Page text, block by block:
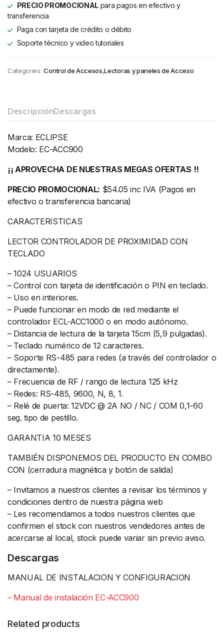
PRECIO PROMOCIONALpara pagos en efectivo y
transferencia
Paga con tarjeta de crédito o débito
Soporte técnico y video tutoriales
Categories: Control de Accesos,Lectoras y paneles de Acceso
DescripciónDescargas
Marca: ECLIPSE
Modelo: EC-ACC900
¡¡ APROVECHA DE NUESTRAS MEGAS OFERTAS !!
PRECIO PROMOCIONAL: $54.05 inc IVA (Pagos en
efectivo o transferencia bancaria)
CARACTERISTICAS
LECTOR CONTROLADOR DE PROXIMIDAD CON
TECLADO
– 1024 USUARIOS
– Control con tarjeta de identificación o PIN en teclado.
– Uso en interiores.
– Puede funcionar en modo de red mediante el
controlador ECL-ACC1000 o en modo autónomo.
– Distancia de lectura de la tarjeta 15cm (5,9 pulgadas).
– Teclado numérico de 12 caracteres.
– Soporte RS-485 para redes (a través del controlador o
directamente).
– Frecuencia de RF / rango de lectura 125 kHz
– Redes: RS-485, 9600, N, 8, 1.
– Relé de puerta: 12VDC @ 2A NO / NC / COM 0,1-60
seg. tipo de pestillo.
GARANTIA 10 MESES
TAMBIÉN DISPONEMOS DEL PRODUCTO EN COMBO
CON (cerradura magnética y botón de salida)
– Invitamos a nuestros clientes a revisar los términos y
condiciones dentro de nuestra página web
– Les recomendamos a todos nuestros clientes que
confirmen el stock con nuestros vendedores antes de
acercarse al local, stock puede variar sin previo aviso.
Descargas
MANUAL DE INSTALACION Y CONFIGURACION
– Manual de instalación EC-ACC900
Related products